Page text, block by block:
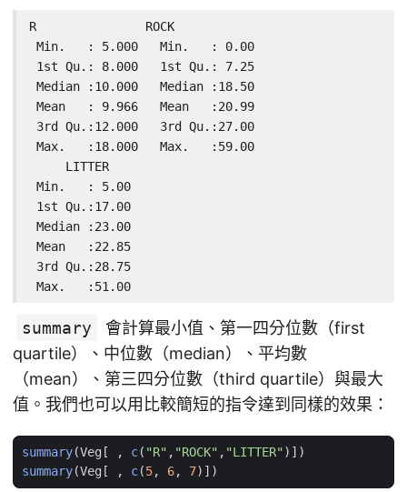
R               ROCK
Min.   : 5.000   Min.   : 0.00
1st Qu.: 8.000   1st Qu.: 7.25
Median :10.000   Median :18.50
Mean   : 9.966   Mean   :20.99
3rd Qu.:12.000   3rd Qu.:27.00
Max.   :18.000   Max.   :59.00
     LITTER
Min.   : 5.00
1st Qu.:17.00
Median :23.00
Mean   :22.85
3rd Qu.:28.75
Max.   :51.00
summary
會計算最小值、第一四分位數（first
quartile）、中位數（median）、平均數
（mean）、第三四分位數（third quartile）與最大
值。我們也可以用比較簡短的指令達到同樣的效果：
summary(Veg[ , c( "R" , "ROCK" , "LITTER") ] )
summary(Veg[ , c(5, 6, 7) ] )